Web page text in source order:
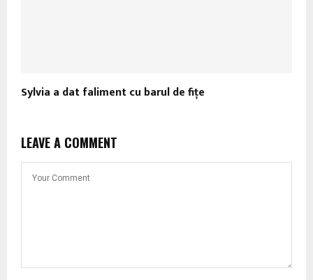
Sylvia a dat faliment cu barul de fiţe
LEAVE A COMMENT